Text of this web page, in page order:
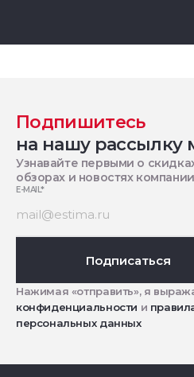
Подпишитесь
на нашу рассылку
Узнавайте первыми о
обзорах и новостях компании
E-MAIL*
Подписаться
Нажимая «отправить», я
конфиденциальности и
персональных данных